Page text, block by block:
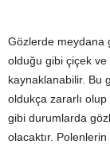
Gözlerde meydana
olduğu gibi çiçek
kaynaklanabilir. Bu
oldukça zararlı
gibi durumlarda
olacaktır.